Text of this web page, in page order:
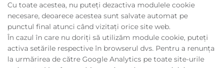
Cu toate acestea, nu puteți dezactiva modulele cookie
necesare, deoarece acestea sunt salvate automat pe
punctul final atunci când vizitați orice site web.
În cazul în care nu doriți să utilizăm module cookie, puteți
activa setările respective în browserul dvs. Pentru a renunța
la urmărirea de către Google Analytics pe toate site-urile